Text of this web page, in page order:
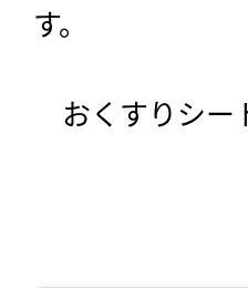
す。
おくすりシ